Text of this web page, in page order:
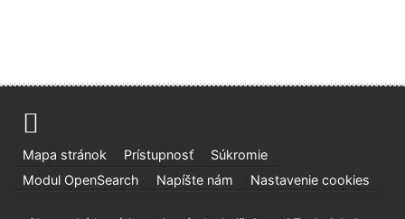
Mapa stránok Prístupnosť
Súkromie
Modul OpenSearch
Napíšte nám Nastavenie cookies